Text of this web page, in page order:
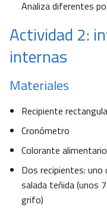
Analiza diferentes
Actividad 2:
internas
Materiales
Recipiente
Cronómetro
Colorante
Dos recipientes:
salada teñida (unos
grifo)